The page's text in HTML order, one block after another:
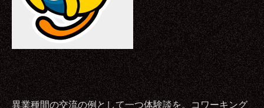
異業種間の交流の例として一つ体験談を。コワーキング